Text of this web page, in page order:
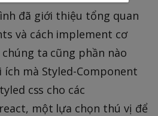
đã giới thiệu tổng quan
và cách implement cơ
ta cũng phần nào
mà Styled-Component
css cho các
một lựa chọn thú vị để